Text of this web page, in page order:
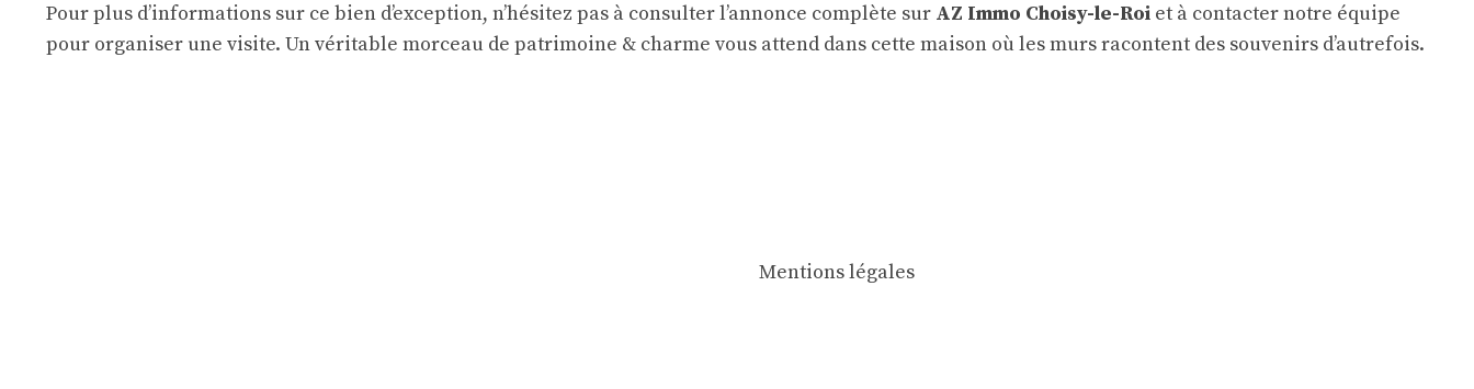
Pour plus d’informations sur ce bien d’exception, n’hésitez pas à consulter l’annonce complète sur AZ Immo Choisy-le-Roi et à contacter notre équipe
pour organiser une visite. Un véritable morceau de patrimoine & charme vous attend dans cette maison où les murs racontent des souvenirs d’autrefois.
Mentions légales